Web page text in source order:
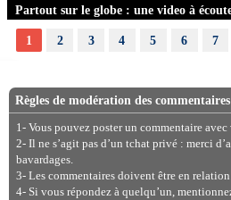
Partout sur le globe : une video à
1 2 3 4 5 6 7
Règles de modération des commentaires
1- Vous pouvez poster un commentaire
2- Il ne s’agit pas d’un tchat privé : merci
bavardages.
3- Les commentaires doivent être en
4- Si vous répondez à quelqu’un,